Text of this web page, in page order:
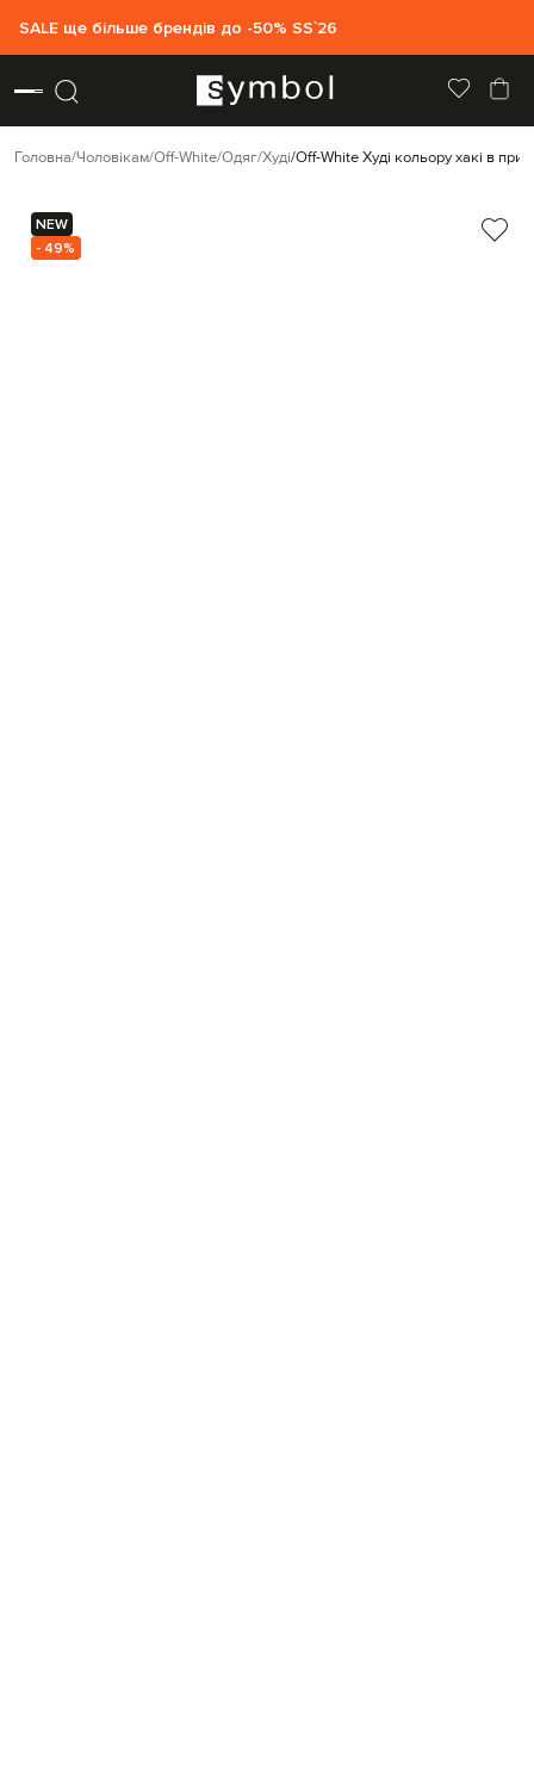
SALE ще більше брендів до -50% SS`26
Головна Чоловікам Off-White Одяг Худі Off-White Худі кольору хакі в
NEW
- 49%